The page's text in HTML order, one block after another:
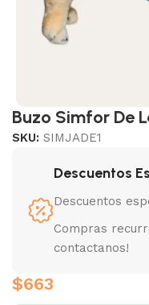
Buzo Simfor De
SKU: SIMJADE1
Descuentos
Descuentos
Compras
contactanos!
$663